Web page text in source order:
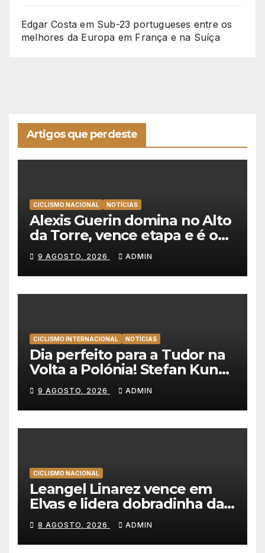
Edgar Costa em Sub-23 portugueses entre os
melhores da Europa em França e na Suíça
Artigos que perdeste
CICLISMO NACIONAL NOTÍCIAS
Alexis Guerin domina no Alto
da Torre, vence etapa e é o
novo líder da Volta a
Portugal 2026!
9 AGOSTO, 2026 ADMIN
CICLISMO INTERNACIONAL NOTÍCIAS
Dia perfeito para a Tudor na
Volta a Polónia! Stefan Kung
vence contra-relógio e Marco
Brenner revira geral a seu
favor
9 AGOSTO, 2026 ADMIN
CICLISMO NACIONAL
Leangel Linarez vence em
Elvas e lidera dobradinha da
Tavfer-Ovos Matinados-
Mortágua
8 AGOSTO, 2026 ADMIN